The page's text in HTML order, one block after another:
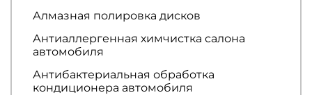
Алмазная полировка дисков
Антиаллергенная химчистка салона
автомобиля
Антибактериальная обработка
кондиционера автомобиля